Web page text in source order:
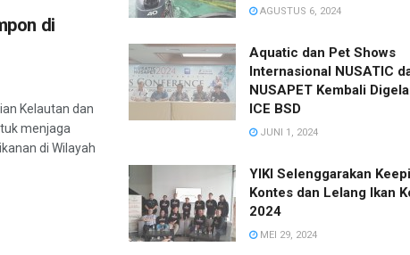
di
Kelautan dan
menjaga
di Wilayah
AGUSTUS 6, 2024
Aquatic dan Pet Shows
Internasional NUSATIC
NUSAPET Kembali
ICE BSD
JUNI 1, 2024
YIKI Selenggarakan
Kontes dan Lelang Ikan
2024
MEI 29, 2024